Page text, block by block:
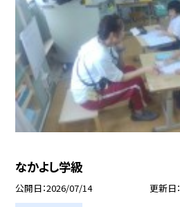
なかよし学級
公開日 2026/07/14 更新日